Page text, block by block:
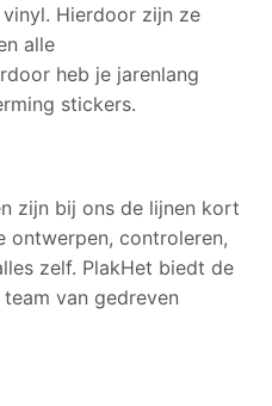
Hierdoor zijn ze
alle
heb je jarenlang
stickers.
zijn bij ons de lijnen kort
ontwerpen, controleren,
zelf. PlakHet biedt de
van gedreven